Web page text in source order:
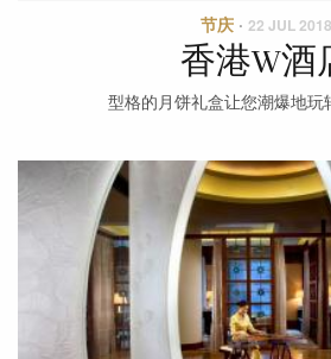
节庆· 22 JUL 2018
香港W酒
型格的月饼礼盒让您潮爆地玩